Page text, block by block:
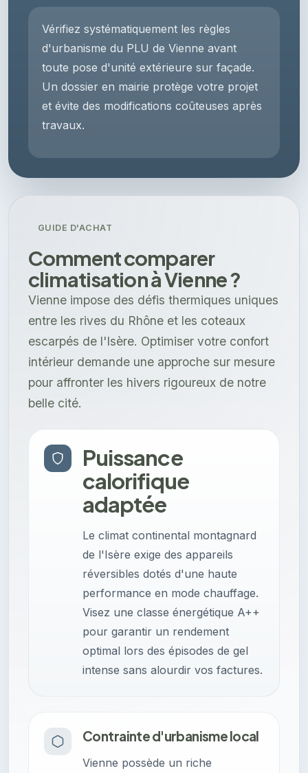
Vérifiez systématiquement les règles
d'urbanisme du PLU de Vienne avant
toute pose d'unité extérieure sur façade.
Un dossier en mairie protège votre projet
et évite des modifications coûteuses après
travaux.
GUIDE D'ACHAT
Comment comparer
climatisation à Vienne ?
Vienne impose des défis thermiques uniques
entre les rives du Rhône et les coteaux
escarpés de l'Isère. Optimiser votre confort
intérieur demande une approche sur mesure
pour affronter les hivers rigoureux de notre
belle cité.
Puissance
calorifique
adaptée
Le climat continental montagnard
de l'Isère exige des appareils
réversibles dotés d'une haute
performance en mode chauffage.
Visez une classe énergétique A++
pour garantir un rendement
optimal lors des épisodes de gel
intense sans alourdir vos factures.
Contrainte d'urbanisme local
Vienne possède un riche